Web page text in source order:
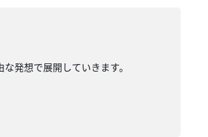
発想で展開していきます。